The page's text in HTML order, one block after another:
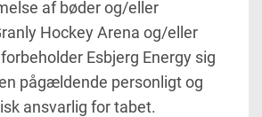
af bøder og/eller
Hockey Arena og/eller
Esbjerg Energy sig
pågældende personligt og
ansvarlig for tabet.